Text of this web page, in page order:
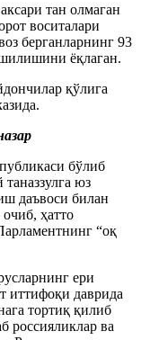
тан олмаган
воситалари
берганларнинг 93
ёқлаган.
қўлига
бўлиб
юз
даъвоси билан
ҳатто
“оқ
ери
иттифоқи даврида
тортиқ қилиб
россияликлар ва